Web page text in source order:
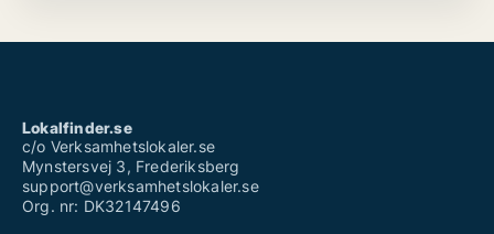
Lokalfinder.se
c/o Verksamhetslokaler.se
Mynstersvej 3, Frederiksberg
support@verksamhetslokaler.se
Org. nr: DK32147496